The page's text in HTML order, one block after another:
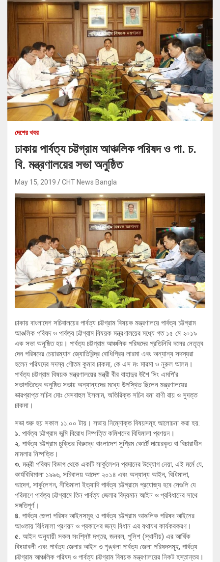
দেশের খবর
ঢাকায় পার্বত্য চট্টগ্রাম আঞ্চলিক পরিষদ ও পা. চ.
বি. মন্ত্রণালয়ের সভা অনুষ্ঠিত
May 15, 2019 CHT News Bangla
ঢাকায় বাংলাদেশ সচিবালয়ের পার্বত্য চট্টগ্রাম বিষয়ক মন্ত্রণালয়ে পার্বত্য চট্টগ্রাম
আঞ্চলিক পরিষদ ও পার্বত্য চট্টগ্রাম বিষয়ক মন্ত্রণালয়ের মধ্যে গত ১৫ মে ২০১৯
এক সভা অনুষ্ঠিত হয়। পার্বত্য চট্টগ্রাম আঞ্চলিক পরিষদের প্রতিনিধি দলের নেতৃত্ব
দেন পরিষদের চেয়ারম্যান জ্যোতিরিন্দ্র বোধিপ্রিয় লারমা এবং অন্যান্য সদস্যরা
হলেন পরিষদের সদস্য গৌতম কুমার চাকমা, কে এস মং মারমা ও নুরুল আলম।
পার্বত্য চট্টগ্রাম বিষয়ক মন্ত্রণালয়ের মন্ত্রী বীর বাহাদুর উশৈ সিং এমপি’র
সভাপতিত্বে অনুষ্ঠিত সভায় অন্যান্যদের মধ্যে উপস্থিত ছিলেন মন্ত্রণালয়ের
ভারপ্রাপ্ত সচিব মোঃ মেসবাহুল ইসলাম, অতিরিক্ত সচিব রমা রাণী রায় ও সুদত্ত
চাকমা।
সভা শুরু হয় সকাল ১১:০০ টায়। সভায় নিম্নোক্ত বিষয়সমূহ আলোচনা করা হয়:
১. পার্বত্য চট্টগ্রাম ভূমি বিরোধ নিষ্পত্তি কমিশনের বিধিমালা প্রণয়ন।
২. পার্বত্য চট্টগ্রাম চুক্তির বিরুদ্ধে বাংলাদেশ সুপ্রিম কোর্টে দায়েরকৃত বা বিচারাধীন
মামলার নিষ্পত্তি।
৩. মন্ত্রী পরিষদ বিভাগ থেকে একটি সার্কুলেশন প্রদানের উদ্যোগ নেয়া, এই মর্মে যে,
কার্যবিধিমালা ১৯৯৬, সচিবালয় আদেশ ২০১৪ এবং অন্যান্য আইন, বিধিমালা,
আদেশ, সার্কুলেশন, নীতিমালা ইত্যাদি পার্বত্য চট্টগ্রামে প্রযোজ্য হবে সেগুলি যে
পরিমাণে পার্বত্য চট্টগ্রামে তিন পার্বত্য জেলার বিদ্যমান আইন ও প্রবিধানের সাথে
সঙ্গতিপূর্ণ।
৪. পার্বত্য জেলা পরিষদ আইনসমূহ ও পার্বত্য চট্টগ্রাম আঞ্চলিক পরিষদ আইনের
আওতায় বিধিমালা প্রণয়ন ও প্রকাশের জন্য বিধান এর যথাযথ কার্যকরকরণ।
৫. আইন অনুযায়ী সকল সংশ্লিষ্ট দপ্তর, জনবল, পুলিশ (স্থানীয়) এর আর্থিক
বিষয়াবলী এবং পার্বত্য জেলার আইন ও শৃঙ্খলা পার্বত্য জেলা পরিষদসমূহ, পার্বত্য
চট্টগ্রাম আঞ্চলিক পরিষদ ও পার্বত্য চট্টগ্রাম বিষয়ক মন্ত্রণালয়ের নিকট হস্তান্তর।